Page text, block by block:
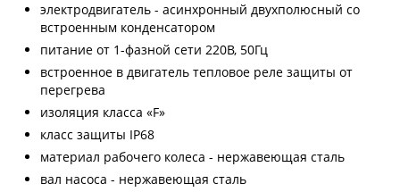
электродвигатель - асинхронный двухполюсный со
встроенным конденсатором
питание от 1-фазной сети 220В, 50Гц
встроенное в двигатель тепловое реле защиты от
перегрева
изоляция класса «F»
класс защиты IP68
материал рабочего колеса - нержавеющая сталь
вал насоса - нержавеющая сталь